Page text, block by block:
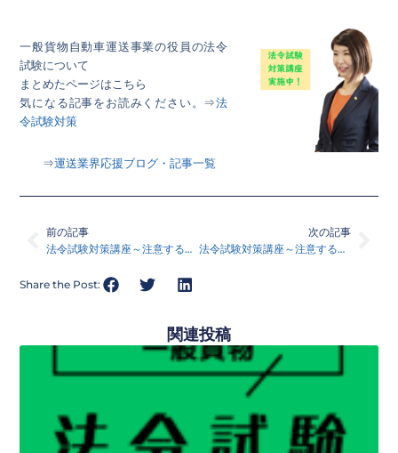
一般貨物自動車運送事業の役員の法令
試験について
まとめたページはこちら
気になる記事をお読みください。⇒法
令試験対策
⇒運送業界応援ブログ・記事一覧
前の記事
法令試験対策講座～注意する単語「有償・無償」～
次の記事
法令試験対策講座～注意する単語「旅客」～
Share the Post:
関連投稿